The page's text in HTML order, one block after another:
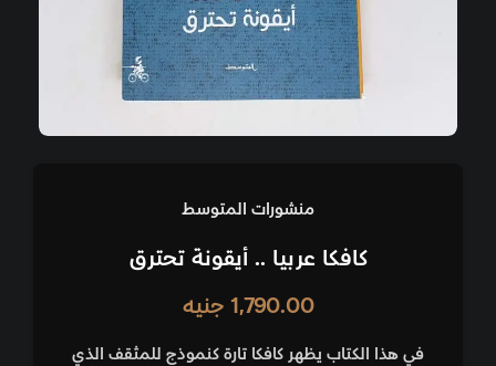
منشورات المتوسط
كافكا عربيا .. أيقونة تحترق
1,790.00 جنيه
في هذا الكتاب يظهر كافكا تارة كنموذج للمثقف الذي